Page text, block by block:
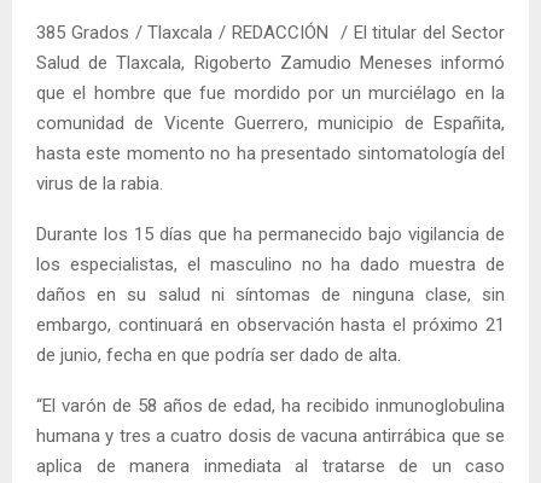
385 Grados / Tlaxcala / REDACCIÓN / El titular del Sector
Salud de Tlaxcala, Rigoberto Zamudio Meneses informó
que el hombre que fue mordido por un murciélago en la
comunidad de Vicente Guerrero, municipio de Españita,
hasta este momento no ha presentado sintomatología del
virus de la rabia.
Durante los 15 días que ha permanecido bajo vigilancia de
los especialistas, el masculino no ha dado muestra de
daños en su salud ni síntomas de ninguna clase, sin
embargo, continuará en observación hasta el próximo 21
de junio, fecha en que podría ser dado de alta.
“El varón de 58 años de edad, ha recibido inmunoglobulina
humana y tres a cuatro dosis de vacuna antirrábica que se
aplica de manera inmediata al tratarse de un caso